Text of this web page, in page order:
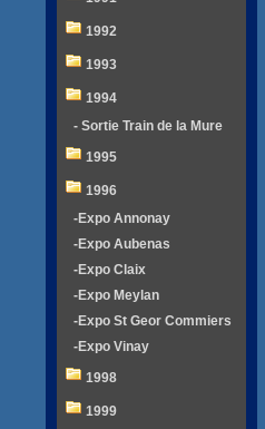
1992
1993
1994
- Sortie Train de la Mure
1995
1996
-Expo Annonay
-Expo Aubenas
-Expo Claix
-Expo Meylan
-Expo St Geor Commiers
-Expo Vinay
1998
1999